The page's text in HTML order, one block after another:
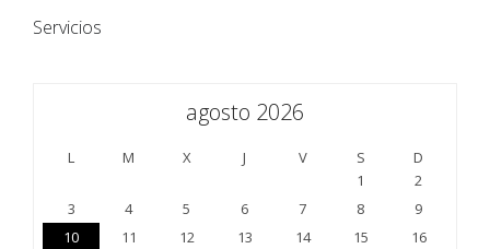
Servicios
agosto 2026
L M X J V S
D
1
2
3
4 5 6 7 8
9
10
11 12 13 14 15
16